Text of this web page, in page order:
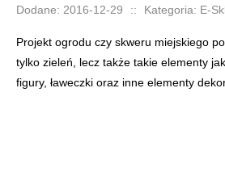
Dodane: 2016-12-29 :: Kategoria: E-
Projekt ogrodu czy skweru miejskiego
tylko zieleń, lecz także takie elementy
figury, ławeczki oraz inne elementy